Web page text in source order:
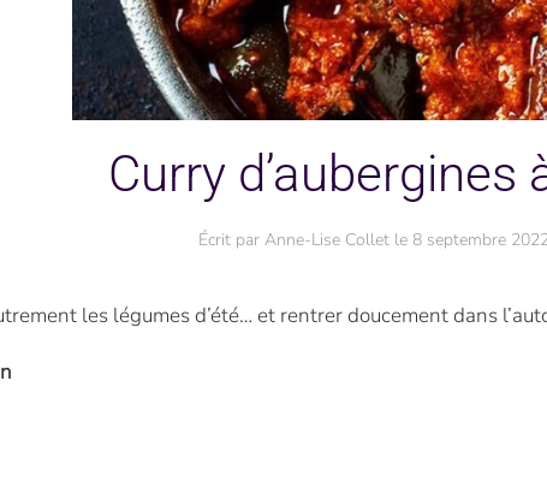
Curry d’aubergines
Écrit par Anne-Lise Collet le 8 septembre
les légumes d’été… et rentrer doucement dans